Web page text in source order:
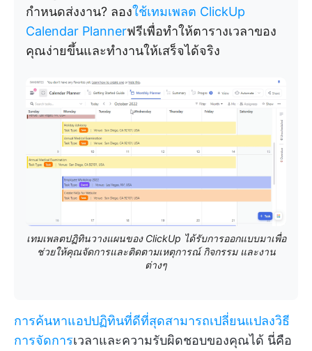
กำหนดส่งงาน? ลองใช้เทมเพลต ClickUp
Calendar Plannerฟรีเพื่อทำให้ตารางเวลาของ
คุณง่ายขึ้นและทำงานให้เสร็จได้จริง
เทมเพลตปฏิทินวางแผนของ ClickUp ได้รับการออกแบบมาเพื่อ
ช่วยให้คุณจัดการและติดตามเหตุการณ์ กิจกรรม และงาน
ต่างๆ
การค้นหาแอปปฏิทินที่ดีที่สุดสามารถเปลี่ยนแปลงวิธี
การจัดการเวลาและความรับผิดชอบของคุณได้ นี่คือ